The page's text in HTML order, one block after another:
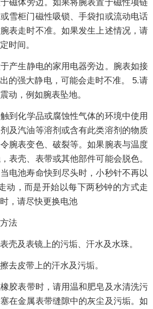
磁体旁边。如果将腕表置于磁性项链
雪柜门磁性吸锁、手袋扣或流动电话
表走时不准。如果发生上述情况，请
时间。
产生静电的家用电器旁边。腕表如接
的强大静电，可能会走时不准。 5.请
动，例如腕表坠地。
到化学品或腐蚀性气体的环境中使用
及汽油等溶剂或含有此类溶剂的物质
腕表变色、破裂等。如果腕表与温度
表壳、表带或其他部件可能会脱色。
电池寿命快到尽头时，小秒针不再以
动，而是开始以每下两秒钟的方式走
，请尽快更换电池
法
壳及表镜上的污垢、汗水及水珠。
去皮带上的汗水及污垢。
胶表带时，请用温和肥皂及水清洗污
在金属表带缝隙中的灰尘及污垢。如